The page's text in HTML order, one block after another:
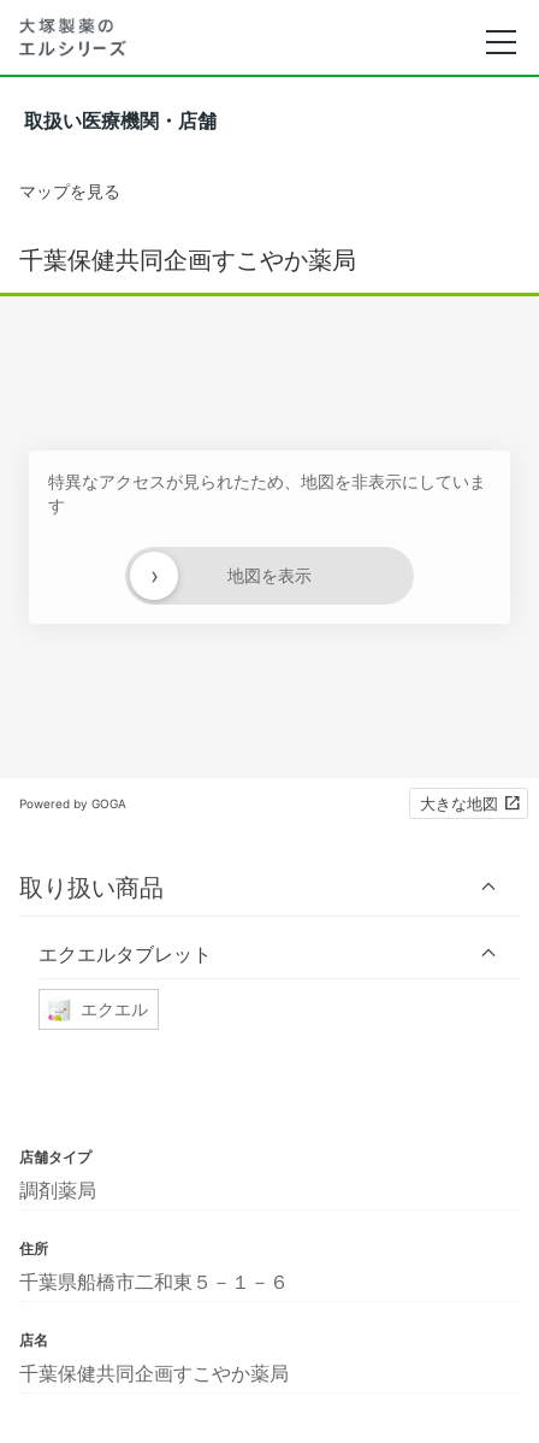
取扱い医療機関・店舗
マップを見る
千葉保健共同企画すこやか薬局
特異なアクセスが見られたため、地図を非表示にしていま
す
地図を表示
›
Powered by GOGA 大きな地図
取り扱い商品
エクエルタブレット
エクエル
店舗タイプ
調剤薬局
住所
千葉県船橋市二和東５－１－６
店名
千葉保健共同企画すこやか薬局